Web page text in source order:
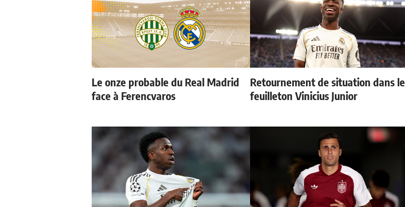
Le onze probable du Real Madrid
face à Ferencvaros
Retournement de situation dans le
feuilleton Vinicius Junior